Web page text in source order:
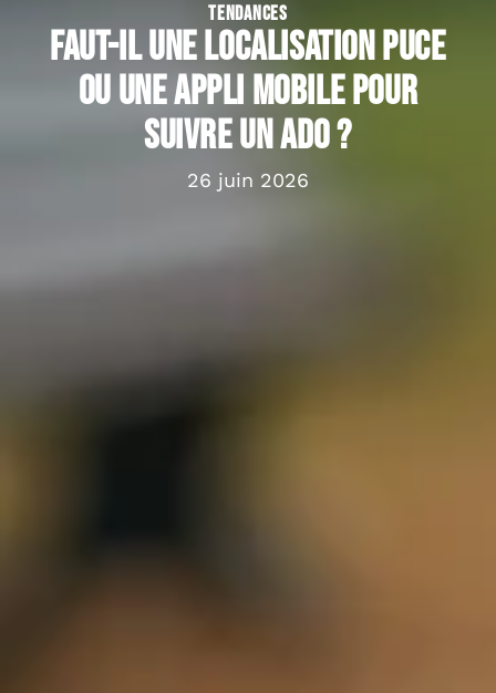
TENDANCES
Faut-il une localisation puce
ou une appli mobile pour
suivre un ado ?
26 juin 2026